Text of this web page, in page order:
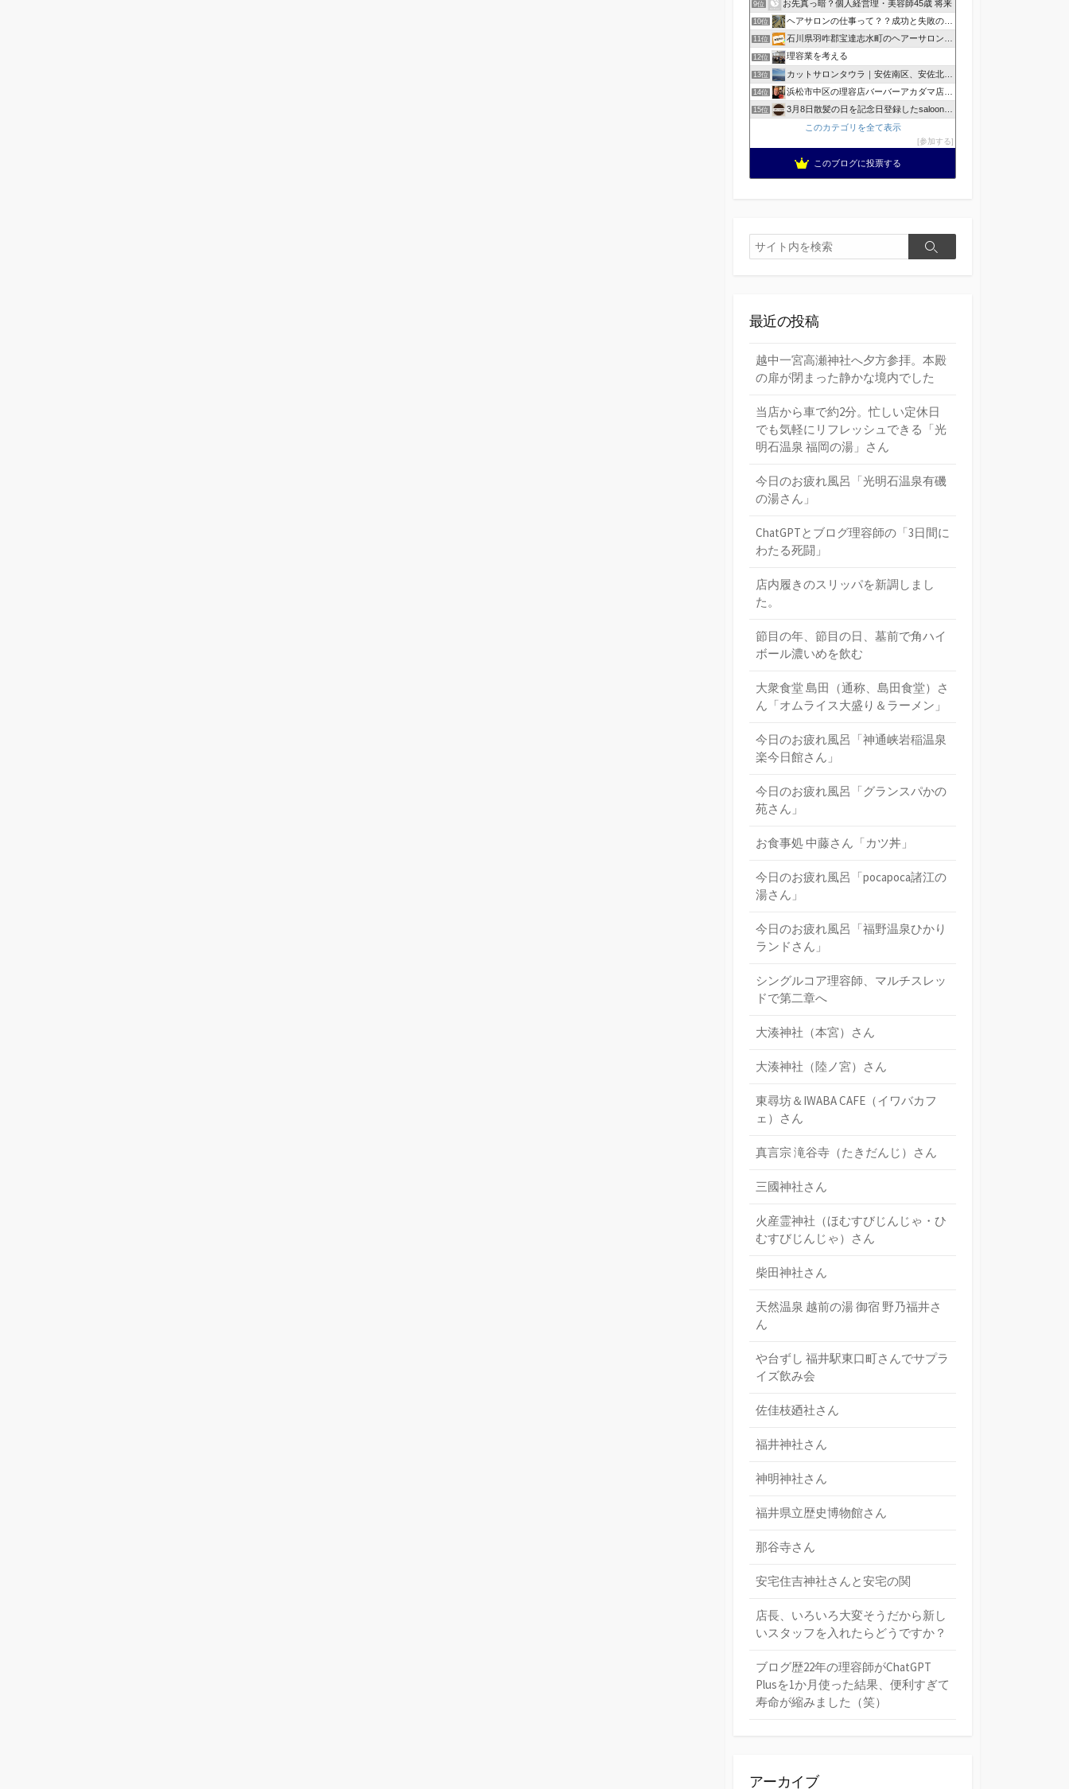
9位 お先真っ暗？個人経営理・美容師45歳 将来
10位 ヘアサロンの仕事って？？成功と失敗の覚悟！
11位 石川県羽咋郡宝達志水町のヘアーサロン ホープヘアーズ
12位 理容業を考える
13位 カットサロンタウラ｜安佐南区、安佐北区の理美容院
14位 浜松市中区の理容店バーバーアカダマ店主が書く
15位
3月8日散髪の日を記念日登録したsaloonhair
このカテゴリを全て表示
参加する
このブログに投票する
検
索
検
最近の投稿
越中一宮高瀬神社へ夕方参拝。本殿
の扉が閉まった静かな境内でした
当店から車で約2分。忙しい定休日
でも気軽にリフレッシュできる「光
明石温泉 福岡の湯」さん
今日のお疲れ風呂「光明石温泉有磯
の湯さん」
ChatGPTとブログ理容師の「3日間に
わたる死闘」
店内履きのスリッパを新調しまし
た。
節目の年、節目の日、墓前で角ハイ
ボール濃いめを飲む
大衆食堂 島田（通称、島田食堂）さ
ん「オムライス大盛り＆ラーメン」
今日のお疲れ風呂「神通峡岩稲温泉
楽今日館さん」
今日のお疲れ風呂「グランスパかの
苑さん」
お食事処 中藤さん「カツ丼」
今日のお疲れ風呂「pocapoca諸江の
湯さん」
今日のお疲れ風呂「福野温泉ひかり
ランドさん」
シングルコア理容師、マルチスレッ
ドで第二章へ
大湊神社（本宮）さん
大湊神社（陸ノ宮）さん
東尋坊＆IWABA CAFE（イワバカフ
ェ）さん
真言宗 滝谷寺（たきだんじ）さん
三國神社さん
火産霊神社（ほむすびじんじゃ・ひ
むすびじんじゃ）さん
柴田神社さん
天然温泉 越前の湯 御宿 野乃福井さ
ん
や台ずし 福井駅東口町さんでサプラ
イズ飲み会
佐佳枝廼社さん
福井神社さん
神明神社さん
福井県立歴史博物館さん
那谷寺さん
安宅住吉神社さんと安宅の関
店長、いろいろ大変そうだから新し
いスタッフを入れたらどうですか？
ブログ歴22年の理容師がChatGPT
Plusを1か月使った結果、便利すぎて
寿命が縮みました（笑）
アーカイブ